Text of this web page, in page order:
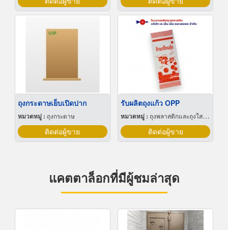
ถุงกระดาษเย็บเปิดปาก
หมวดหมู่ : ถุงกระดาษ
ติดต่อผู้ขาย
รับผลิตถุงแก้ว OPP
หมวดหมู่ : ถุงพลาสติกและถุงใสโปร่ง
ติดต่อผู้ขาย
แคตตาล็อกที่มีผู้ชมล่าสุด